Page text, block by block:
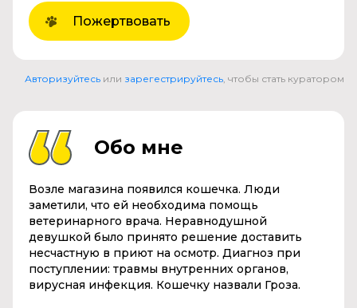
Пожертвовать
Авторизуйтесь или зарегестрируйтесь , чтобы стать куратором
Обо мне
Возле магазина появился кошечка. Люди
заметили, что ей необходима помощь
ветеринарного врача. Неравнодушной
девушкой было принято решение доставить
несчастную в приют на осмотр. Диагноз при
поступлении: травмы внутренних органов,
вирусная инфекция. Кошечку назвали Гроза.